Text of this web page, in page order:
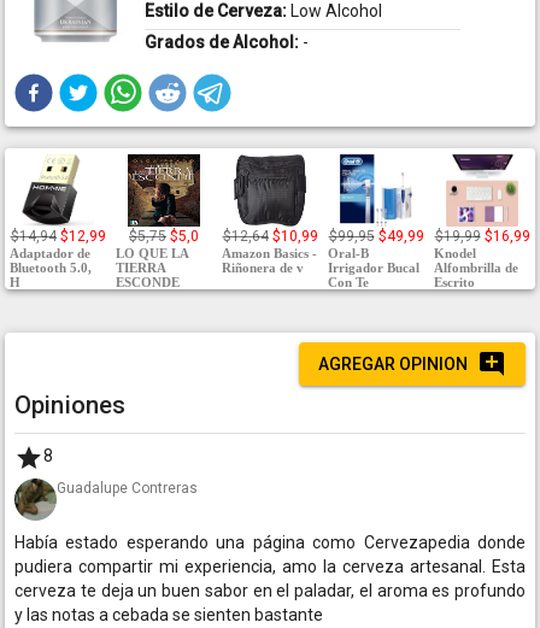
Estilo de Cerveza: Low Alcohol
Grados de Alcohol: -
$14,94 $12,99
Adaptador de
Bluetooth 5.0,
H
$5,75 $5,0
LO QUE LA
TIERRA
ESCONDE
$12,64 $10,99
Amazon Basics -
Riñonera de v
$99,95 $49,99
Oral-B
Irrigador Bucal
Con Te
$19,99 $16,99
Knodel
Alfombrilla de
Escrito
AGREGAR OPINION
Opiniones
8
Guadalupe Contreras
Había estado esperando una página como Cervezapedia donde
pudiera compartir mi experiencia, amo la cerveza artesanal. Esta
cerveza te deja un buen sabor en el paladar, el aroma es profundo
y las notas a cebada se sienten bastante